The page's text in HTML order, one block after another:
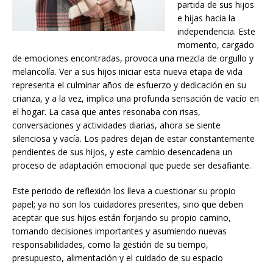
partida de sus hijos
e hijas hacia la
independencia. Este
momento, cargado
de emociones encontradas, provoca una mezcla de orgullo y
melancolía. Ver a sus hijos iniciar esta nueva etapa de vida
representa el culminar años de esfuerzo y dedicación en su
crianza, y a la vez, implica una profunda sensación de vacío en
el hogar. La casa que antes resonaba con risas,
conversaciones y actividades diarias, ahora se siente
silenciosa y vacía. Los padres dejan de estar constantemente
pendientes de sus hijos, y este cambio desencadena un
proceso de adaptación emocional que puede ser desafiante.
Este periodo de reflexión los lleva a cuestionar su propio
papel; ya no son los cuidadores presentes, sino que deben
aceptar que sus hijos están forjando su propio camino,
tomando decisiones importantes y asumiendo nuevas
responsabilidades, como la gestión de su tiempo,
presupuesto, alimentación y el cuidado de su espacio